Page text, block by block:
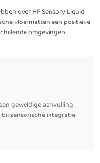
over HF Sensory Liquid
vloermatten een positieve
omgevingen.
geweldige aanvulling
sensorische integratie